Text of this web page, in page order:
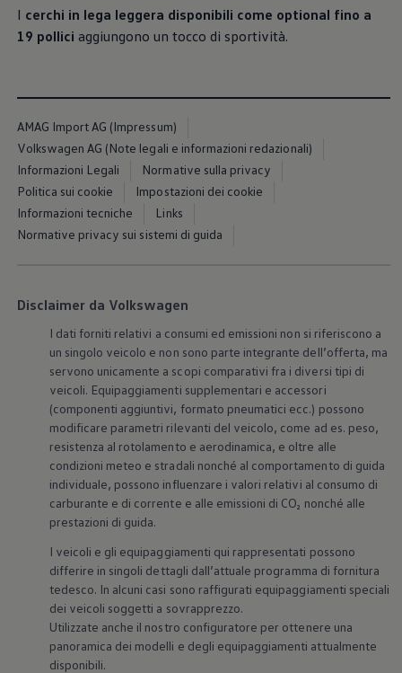
firma luminosa, già di grande impatto, ancora più
incisiva.
Interni
Vi diamo il benvenuto a bordo della ID. Polo. Scoprite
gli interni in grado di coniugare in modo armonioso
chiarezza e facilità di utilizzo. Grandi display, tasti
tattili, sedili riscaldabili e pratiche porte USB-C
casa.
Maggiori informazioni sugli interni
1
Equipaggiamenti e
I cerchi in lega leggera disponibili come optional fino a
19 pollici aggiungono un tocco di sportività.
AMAG Import AG (Impressum)
Volkswagen AG (Note legali e informazioni redazionali)
Informazioni Legali
Normative sulla privacy
Politica sui cookie
Impostazioni dei cookie
Informazioni tecniche
Links
Normative privacy sui sistemi di guida
Disclaimer da Volkswagen
I dati forniti relativi a consumi ed emissioni non si riferiscono a
un singolo veicolo e non sono parte integrante dell’offerta, ma
servono unicamente a scopi comparativi fra i diversi tipi di
veicoli. Equipaggiamenti supplementari e accessori
(componenti aggiuntivi, formato pneumatici ecc.) possono
modificare parametri rilevanti del veicolo, come ad es. peso,
resistenza al rotolamento e aerodinamica, e oltre alle
condizioni meteo e stradali nonché al comportamento di guida
individuale, possono influenzare i valori relativi al consumo di
carburante e di corrente e alle emissioni di CO₂ nonché alle
prestazioni di guida.
I veicoli e gli equipaggiamenti qui rappresentati possono
differire in singoli dettagli dall’attuale programma di fornitura
tedesco. In alcuni casi sono raffigurati equipaggiamenti speciali
dei veicoli soggetti a sovrapprezzo.
Utilizzate anche il nostro configuratore per ottenere una
panoramica dei modelli e degli equipaggiamenti attualmente
disponibili.